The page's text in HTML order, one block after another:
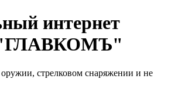
интернет
"ГЛАВКОМЪ"
стрелковом снаряжении и не